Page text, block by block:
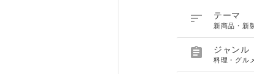
 テーマ
新商品・新
 ジャンル
料理・グル